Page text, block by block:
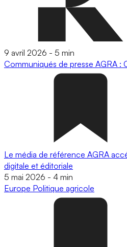
9 avril 2026 - 5 min
Communiqués de presse AGRA :
Le média de référence AGRA
digitale et éditoriale
5 mai 2026 - 4 min
Europe Politique agricole